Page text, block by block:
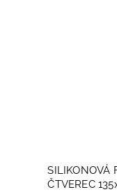
SILIKONOVÁ
ČTVEREC